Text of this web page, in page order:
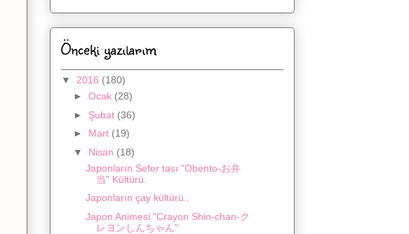
Önceki yazılarım
▼ 2016 (180)
► Ocak (28)
► Şubat (36)
► Mart (19)
▼ Nisan (18)
Japonların Sefer tası "Obento-お弁
当" Kültürü.
Japonların çay kültürü..
Japon Animesi "Crayon Shin-chan-ク
レヨンしんちゃん"